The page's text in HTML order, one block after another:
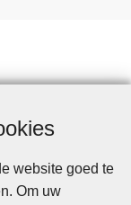
website goed te
Om uw